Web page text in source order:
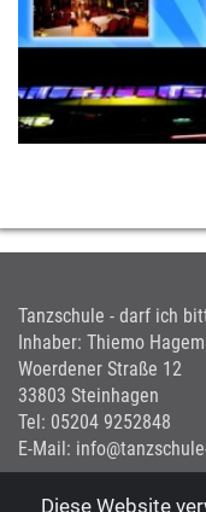
Tanzschule - darf ich
Inhaber: Thiemo
Woerdener Straße 12
33803 Steinhagen
Tel: 05204 9252848
E-Mail:
Diese Website